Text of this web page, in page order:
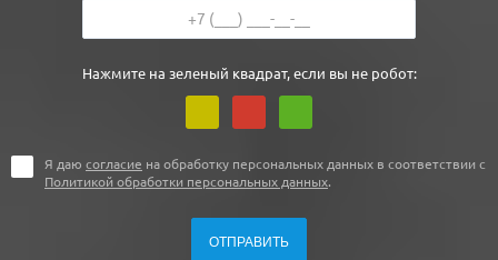
Нажмите на зеленый квадрат, если вы не робот:
Я даю согласие на обработку персональных данных в соответствии с
Политикой обработки персональных данных.